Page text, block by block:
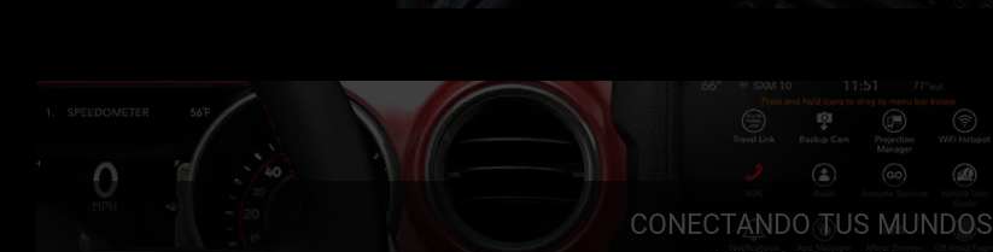
CONECTANDO TUS MUNDOS